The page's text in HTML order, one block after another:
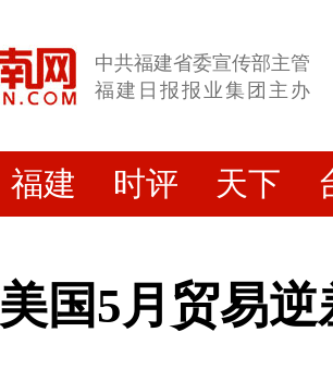
中共福建省委宣传部主管
福建日报报业集团主办
福建 时评 天下
美国5月贸易